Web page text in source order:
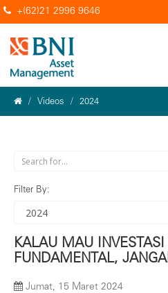
+(62)21 2996 9646
Videos 2024
Filter By:
KALAU MAU
FUNDAMENTAL,
Jumat, 15 Maret 2024